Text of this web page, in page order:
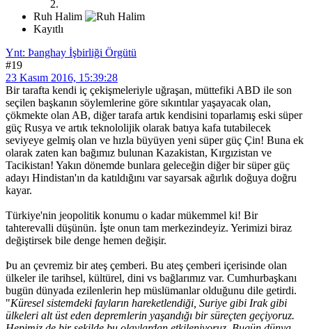
Ruh Halim
Kayıtlı
Ynt: Þanghay İşbirliği Örgütü
#19
23 Kasım 2016, 15:39:28
Bir tarafta kendi iç çekişmeleriyle uğraşan, müttefiki ABD ile son
seçilen başkanın söylemlerine göre sıkıntılar yaşayacak olan,
çökmekte olan AB, diğer tarafa artık kendisini toparlamış eski süper
güç Rusya ve artık teknololijik olarak batıya kafa tutabilecek
seviyeye gelmiş olan ve hızla büyüyen yeni süper güç Çin! Buna ek
olarak zaten kan bağımız bulunan Kazakistan, Kırgızistan ve
Tacikistan! Yakın dönemde bunlara geleceğin diğer bir süper güç
adayı Hindistan'ın da katıldığını var sayarsak ağırlık doğuya doğru
kayar.
Türkiye'nin jeopolitik konumu o kadar mükemmel ki! Bir
tahterevalli düşünün. İşte onun tam merkezindeyiz. Yerimizi biraz
değiştirsek bile denge hemen değişir.
Þu an çevremiz bir ateş çemberi. Bu ateş çemberi içerisinde olan
ülkeler ile tarihsel, kültürel, dini vs bağlarımız var. Cumhurbaşkanı
bugün dünyada ezilenlerin hep müslümanlar olduğunu dile getirdi.
"Küresel sistemdeki fayların hareketlendiği, Suriye gibi Irak gibi
ülkeleri alt üst eden depremlerin yaşandığı bir süreçten geçiyoruz.